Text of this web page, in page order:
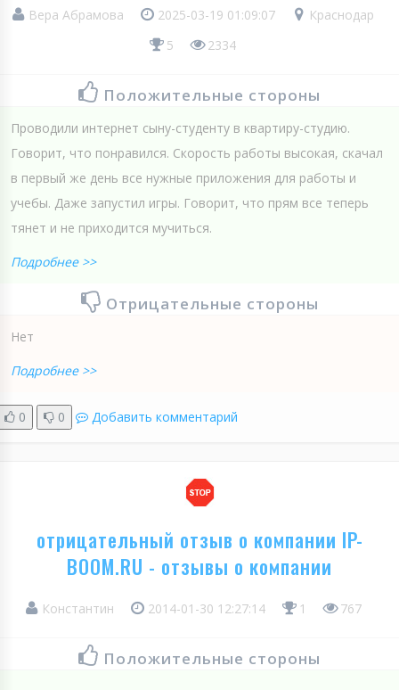
Вера Абрамова 2025-03-19 01:09:07
Краснодар
5
2334
Положительные стороны
Проводили интернет сыну-студенту в квартиру-студию.
Говорит, что понравился. Скорость работы высокая, скачал
в первый же день все нужные приложения для работы и
учебы. Даже запустил игры. Говорит, что прям все теперь
тянет и не приходится мучиться.
Подробнее >>
Отрицательные стороны
Нет
Подробнее >>
0 0 Добавить комментарий
отрицательный отзыв о компании IP-
BOOM.RU - отзывы о компании
Константин 2014-01-30 12:27:14 1 767
Положительные стороны